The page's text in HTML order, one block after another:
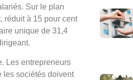
Sur le plan
réduit à 15 pour cent
unique de 31,4
Les entrepreneurs
les sociétés doivent